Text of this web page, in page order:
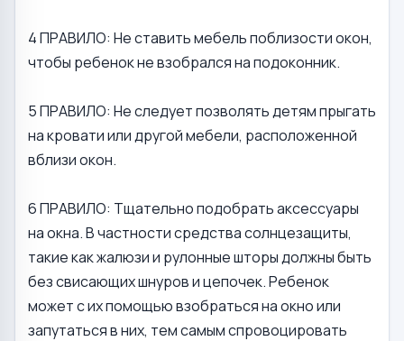
4 ПРАВИЛО: Не ставить мебель поблизости окон,
чтобы ребенок не взобрался на подоконник.
5 ПРАВИЛО: Не следует позволять детям прыгать
на кровати или другой мебели, расположенной
вблизи окон.
6 ПРАВИЛО: Тщательно подобрать аксессуары
на окна. В частности средства солнцезащиты,
такие как жалюзи и рулонные шторы должны быть
без свисающих шнуров и цепочек. Ребенок
может с их помощью взобраться на окно или
запутаться в них, тем самым спровоцировать